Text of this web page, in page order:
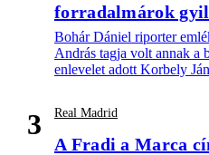
forradalmárok
Bohár Dániel riporter
András tagja volt annak a
enlevelet adott Korbely
3 Real Madrid
A Fradi a Marca